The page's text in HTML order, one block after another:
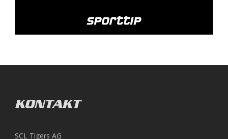
KONTAKT
SCL Tigers AG